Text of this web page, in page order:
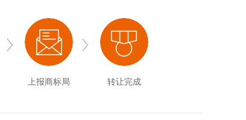
上报商标局 转让完成